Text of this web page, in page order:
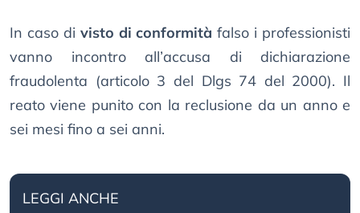
In caso di visto di conformità falso i professionisti
vanno incontro all’accusa di dichiarazione
fraudolenta (articolo 3 del Dlgs 74 del 2000). Il
reato viene punito con la reclusione da un anno e
sei mesi fino a sei anni.
LEGGI ANCHE